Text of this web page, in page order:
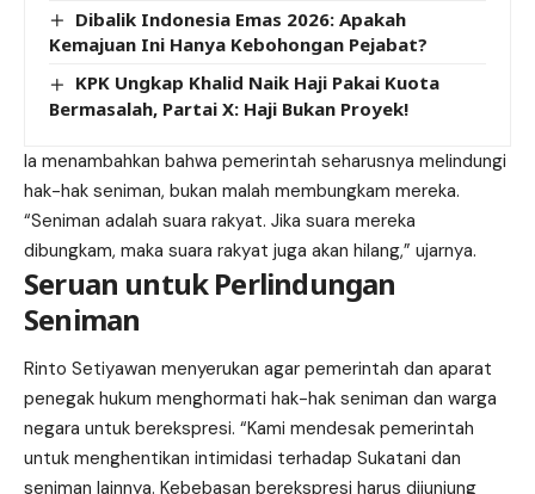
Dibalik Indonesia Emas 2026: Apakah
Kemajuan Ini Hanya Kebohongan Pejabat?
KPK Ungkap Khalid Naik Haji Pakai Kuota
Bermasalah, Partai X: Haji Bukan Proyek!
Ia menambahkan bahwa pemerintah seharusnya melindungi
hak-hak seniman, bukan malah membungkam mereka.
“Seniman adalah suara rakyat. Jika suara mereka
dibungkam, maka suara rakyat juga akan hilang,” ujarnya.
Seruan untuk Perlindungan
Seniman
Rinto Setiyawan menyerukan agar pemerintah dan aparat
penegak hukum menghormati hak-hak seniman dan warga
negara untuk berekspresi. “Kami mendesak pemerintah
untuk menghentikan intimidasi terhadap Sukatani dan
seniman lainnya. Kebebasan berekspresi harus dijunjung